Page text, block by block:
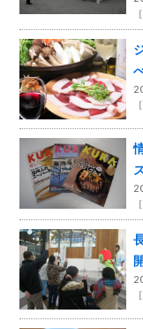
［
［
［
［